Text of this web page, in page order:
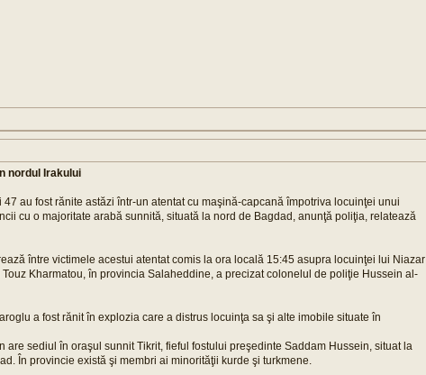
nordul Irakului
au fost rănite astăzi într-un atentat cu maşină-capcană împotriva locuinţei unui
cu o majoritate arabă sunnită, situată la nord de Bagdad, anunţă poliţia, relatează
între victimele acestui atentat comis la ora locală 15:45 asupra locuinţei lui Niazar
Kharmatou, în provincia Salaheddine, a precizat colonelul de poliţie Hussein al-
a fost rănit în explozia care a distrus locuinţa sa şi alte imobile situate în
are sediul în oraşul sunnit Tikrit, fieful fostului preşedinte Saddam Hussein, situat la
În provincie există şi membri ai minorităţii kurde şi turkmene.